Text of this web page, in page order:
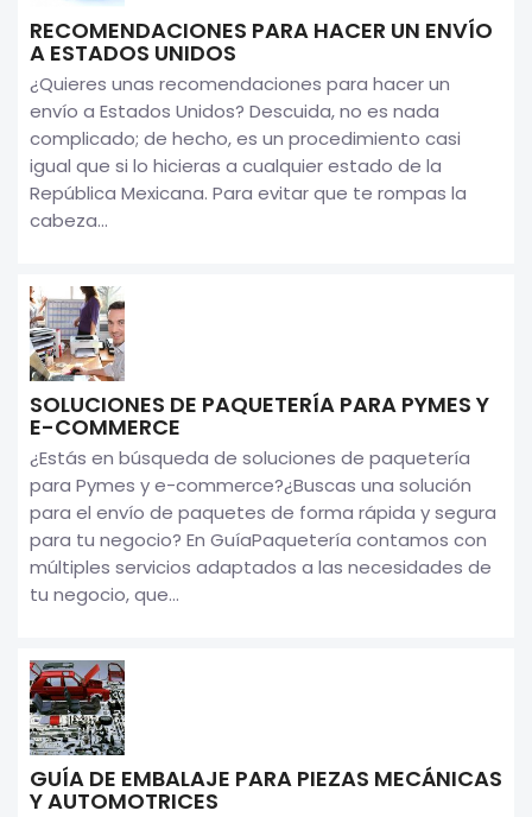
RECOMENDACIONES PARA HACER UN ENVÍO
A ESTADOS UNIDOS
¿Quieres unas recomendaciones para hacer un
envío a Estados Unidos? Descuida, no es nada
complicado; de hecho, es un procedimiento casi
igual que si lo hicieras a cualquier estado de la
República Mexicana. Para evitar que te rompas la
cabeza...
SOLUCIONES DE PAQUETERÍA PARA PYMES Y
E-COMMERCE
¿Estás en búsqueda de soluciones de paquetería
para Pymes y e-commerce?¿Buscas una solución
para el envío de paquetes de forma rápida y segura
para tu negocio? En GuíaPaquetería contamos con
múltiples servicios adaptados a las necesidades de
tu negocio, que...
GUÍA DE EMBALAJE PARA PIEZAS MECÁNICAS
Y AUTOMOTRICES